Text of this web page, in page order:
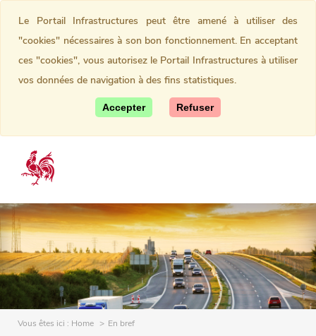
Vous êtes ici : Home En bref
Le Portail Infrastructures peut être amené à utiliser des
"cookies" nécessaires à son bon fonctionnement. En acceptant
ces "cookies", vous autorisez le Portail Infrastructures à utiliser
vos données de navigation à des fins statistiques.
Accepter Refuser